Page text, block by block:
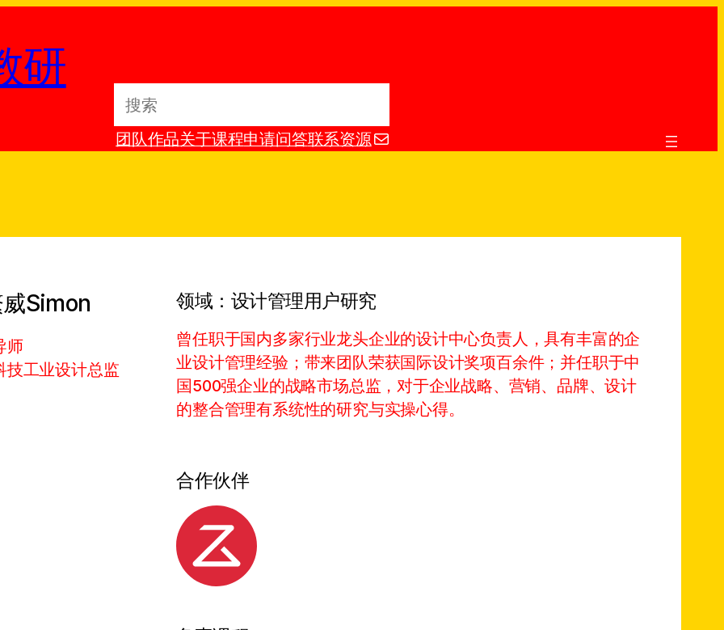
研
a
团队作品关于课程申请问答联系资源电子邮件
Simon
师
技工业设计总监
领域： 设计管理用户研究
曾任职于国内多家行业龙头企业的设计中心负责人，具有丰富的企
业设计管理经验；带来团队荣获国际设计奖项百余件；并任职于中
国500强企业的战略市场总监，对于企业战略、营销、品牌、设计
的整合管理有系统性的研究与实操心得。
合作伙伴